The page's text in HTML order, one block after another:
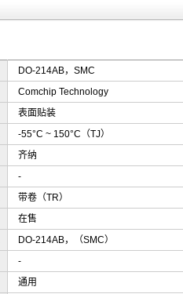
DO-214AB，SMC
Comchip Technology
表面贴装
-55°C ~ 150°C（TJ）
齐纳
-
带卷（TR）
在售
DO-214AB，（SMC）
-
通用